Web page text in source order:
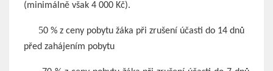
(minimálně však 4 000 Kč).
50 % z ceny pobytu žáka při zrušení účasti do 14 dnů
před zahájením pobytu